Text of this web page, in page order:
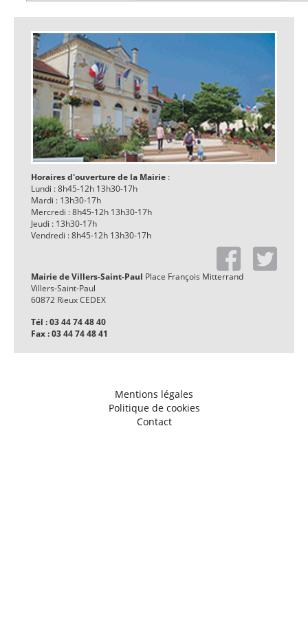
Horaires d'ouverture de la Mairie :
Lundi : 8h45-12h 13h30-17h
Mardi : 13h30-17h
Mercredi : 8h45-12h 13h30-17h
Jeudi : 13h30-17h
Vendredi : 8h45-12h 13h30-17h
Mairie de Villers-Saint-Paul Place François Mitterrand
Villers-Saint-Paul
60872 Rieux CEDEX
Tél : 03 44 74 48 40
Fax : 03 44 74 48 41
Mentions légales
Politique de cookies
Contact